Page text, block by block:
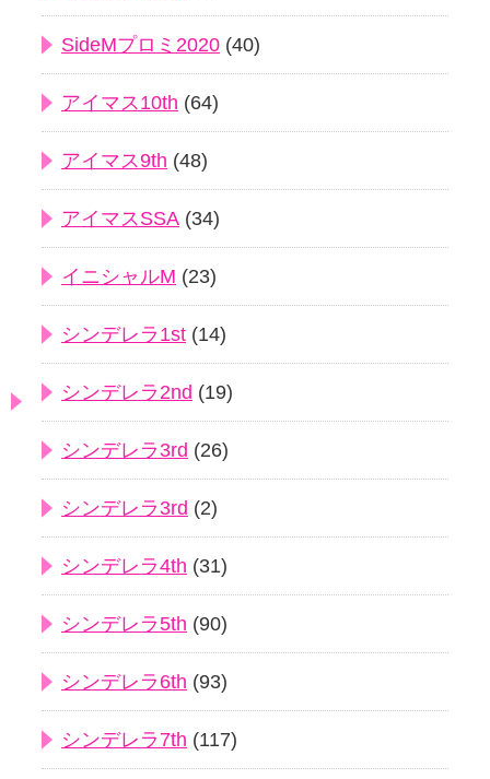
SideMプロミ2020 (40)
アイマス10th (64)
アイマス9th (48)
アイマスSSA (34)
イニシャルM (23)
シンデレラ1st (14)
シンデレラ2nd (19)
シンデレラ3rd (26)
シンデレラ3rd (2)
シンデレラ4th (31)
シンデレラ5th (90)
シンデレラ6th (93)
シンデレラ7th (117)